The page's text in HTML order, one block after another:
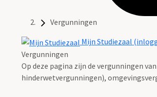
Vergunningen
Mijn Studiezaal
Vergunningen
Op deze pagina zijn de vergunningen
hinderwetvergunningen),